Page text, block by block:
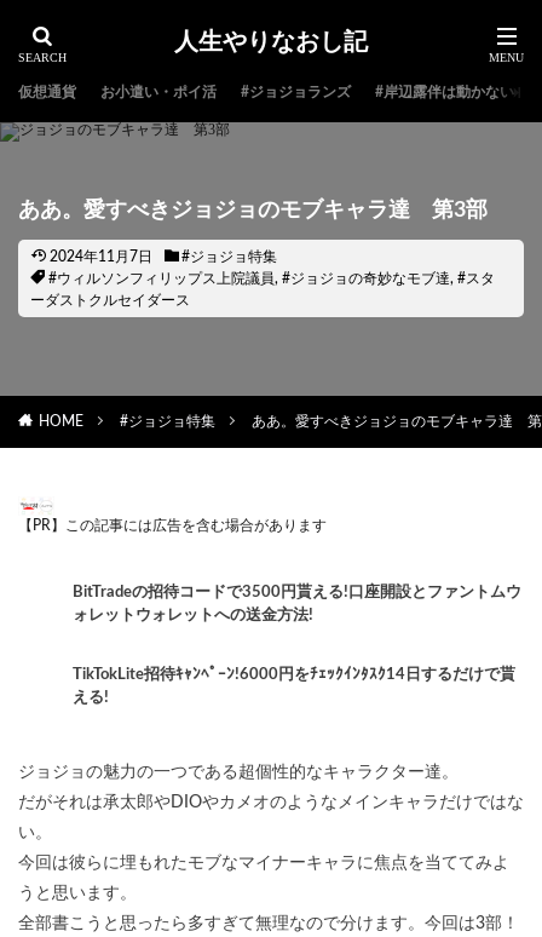
人生やりなおし記
仮想通貨 お小遣い・ポイ活 #ジョジョランズ #岸辺露伴は動かない
ああ。愛すべきジョジョのモブキャラ達 第3部
2024年11月7日
#ジョジョ特集
#ウィルソンフィリップス上院議員, #ジョジョの奇妙なモブ達, #スタ
ーダストクルセイダース
HOME #ジョジョ特集 ああ。愛すべきジョジョのモブキャラ達
【PR】この記事には広告を含む場合があります
BitTradeの招待コードで3500円貰える!口座開設とファントムウ
ォレットウォレットへの送金方法!
TikTokLite招待ｷｬﾝﾍﾟｰﾝ!6000円をﾁｪｯｸｲﾝﾀｽｸ14日するだけで貰
える!
ジョジョの魅力の一つである超個性的なキャラクター達。
だがそれは承太郎やDIOやカメオのようなメインキャラだけではな
い。
今回は彼らに埋もれたモブなマイナーキャラに焦点を当ててみよ
うと思います。
全部書こうと思ったら多すぎて無理なので分けます。今回は3部！